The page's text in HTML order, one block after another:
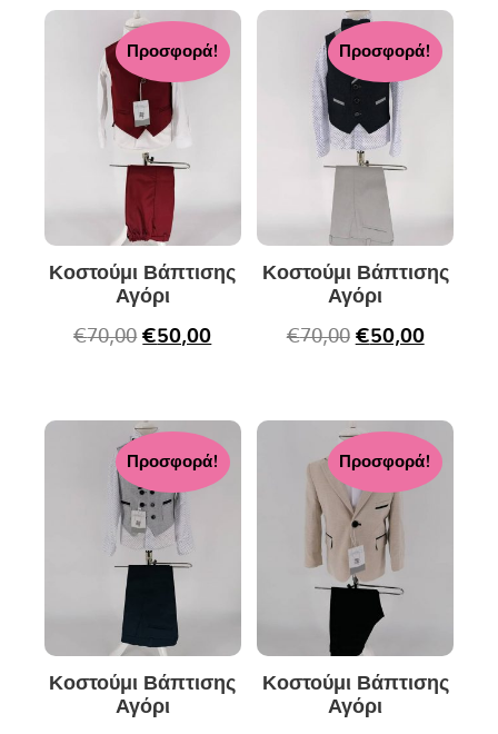
Προσφορά!
Κοστούμι Βάπτισης
Αγόρι
€70,00 €50,00
Προσφορά!
Κοστούμι Βάπτισης
Αγόρι
€70,00 €50,00
Προσφορά!
Κοστούμι Βάπτισης
Αγόρι
Προσφορά!
Κοστούμι Βάπτισης
Αγόρι